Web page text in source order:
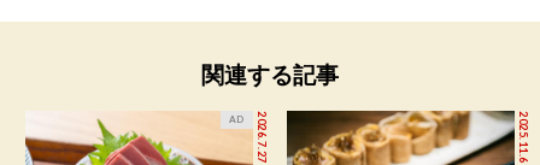
関連する記事
2026.7.27
AD 2025.11.6